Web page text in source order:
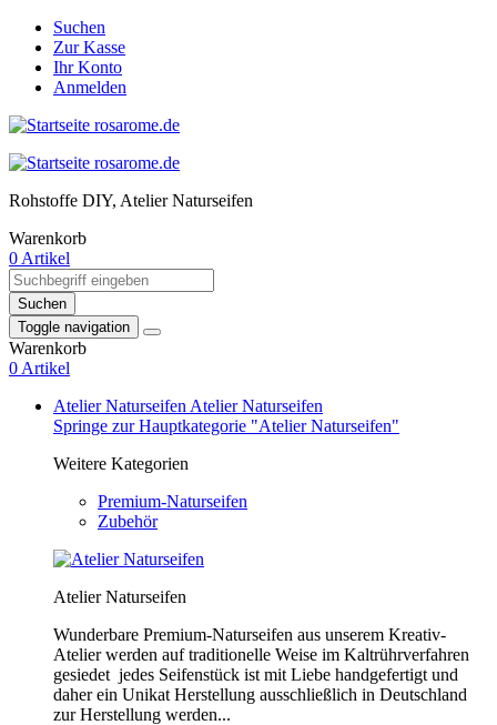
Suchen
Zur Kasse
Ihr Konto
Anmelden
Rohstoffe DIY, Atelier Naturseifen
Warenkorb
0 Artikel
Suchen
Toggle navigation
Warenkorb
0 Artikel
Atelier Naturseifen Atelier Naturseifen
Springe zur Hauptkategorie "Atelier Naturseifen"
Weitere Kategorien
Premium-Naturseifen
Zubehör
Atelier Naturseifen
Wunderbare Premium-Naturseifen aus unserem Kreativ-
Atelier werden auf traditionelle Weise im Kaltrührverfahren
gesiedet jedes Seifenstück ist mit Liebe handgefertigt und
daher ein Unikat Herstellung ausschließlich in Deutschland
zur Herstellung werden...